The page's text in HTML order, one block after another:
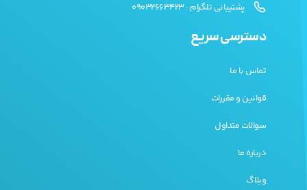
پشتیبانی تلگرام : 09032663423
دسترسی سریع
تماس با ما
قوانین و مقررات
سوالات متداول
درباره ما
وبلاگ